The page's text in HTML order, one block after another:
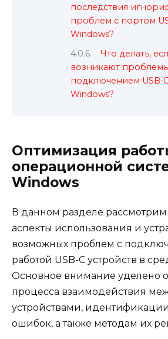
последствия
проблем с портом
Windows?
Что делать,
возникают
подключением USB-
Windows?
Оптимизация
операционной
Windows
В данном разделе
аспекты использования и
возможных проблем с
работой USB-C устройств в
Основное внимание уделено
процесса взаимодействия
устройствами,
ошибок, а также методам их